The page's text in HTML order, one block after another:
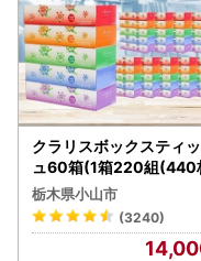
クラリスボックスティ
ュ60箱(1箱220組(440
(5個入り×12セット)【配
不可地域：離島・沖縄県
【1256759】
栃木県小山市
(3240)